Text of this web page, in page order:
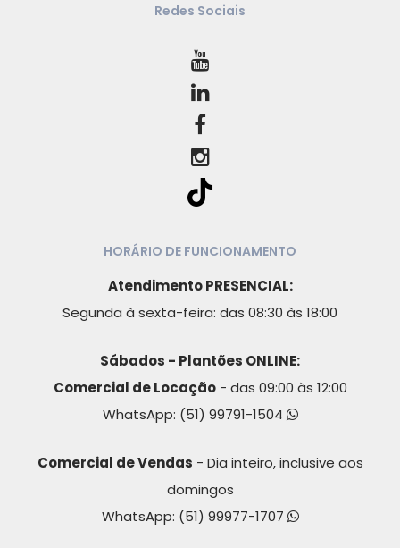
Redes Sociais
HORÁRIO DE FUNCIONAMENTO
Atendimento PRESENCIAL:
Segunda à sexta-feira: das 08:30 às 18:00
Sábados - Plantões ONLINE:
Comercial de Locação- das 09:00 às 12:00
WhatsApp: (51) 99791-1504
Comercial de Vendas - Dia inteiro, inclusive aos
domingos
WhatsApp: (51) 99977-1707